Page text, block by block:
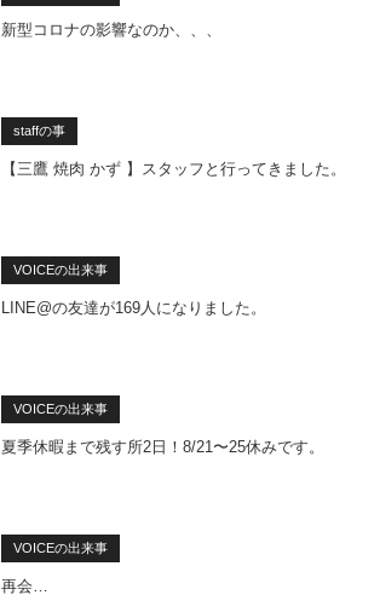
新型コロナの影響なのか、、、
staffの事
【三鷹 焼肉 かず 】スタッフと行ってきました。
VOICEの出来事
LINE@の友達が169人になりました。
VOICEの出来事
夏季休暇まで残す所2日！8/21〜25休みです。
VOICEの出来事
再会…